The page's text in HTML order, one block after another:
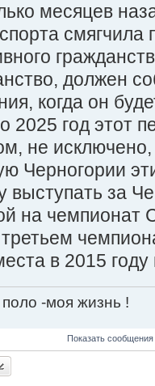
месяцев
должен
когда он
2025 год этот
не
Черногории
выступать за
на чемпионат
в 2015
-моя жизнь !
Показать сообщения